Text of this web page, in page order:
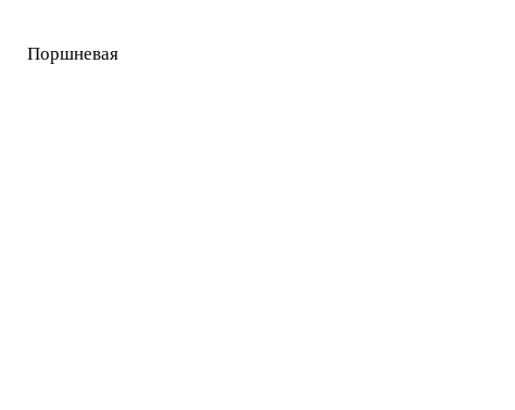
Поршневая